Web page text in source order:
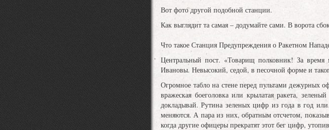
Вот фото другой подобной станции.
Как выглядит та самая – додумайте сами. В ворота
Что такое Станция Предупреждения о Ракетном
Центральный пост. «Товарищ полковник! За
Ивановы. Невысокий, седой, в песочной форме и
Огромное табло на стене перед пультами дежурных
вражеская боеголовка или крылатая ракета,
докладывай. Рутина зеленых цифр из года в год
меняются. А пара из них, обратным отсчетом,
когда другие офицеры прекратят этот бег цифр,